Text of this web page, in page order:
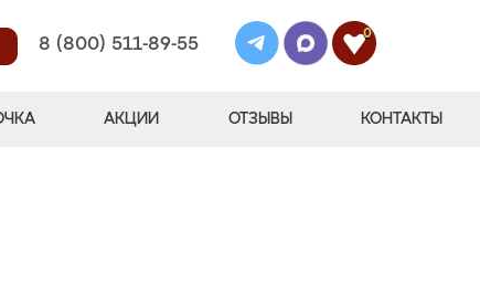
8 (800) 511-89-55
0
АКЦИИ ОТЗЫВЫ КОНТАКТЫ